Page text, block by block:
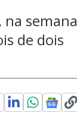
semana
de dois